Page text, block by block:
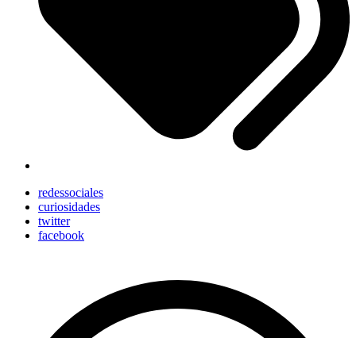
redessociales
curiosidades
twitter
facebook